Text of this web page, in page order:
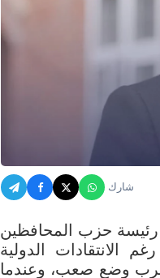
شارك
رئيسة حزب المحافظين
الانتقادات الدولية
وضع صعب، وعندما